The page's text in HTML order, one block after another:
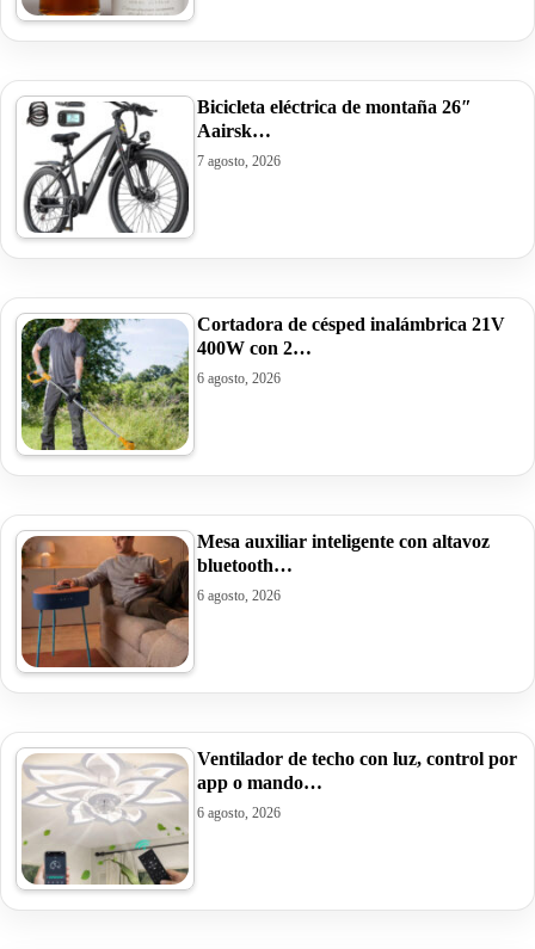
Bicicleta eléctrica de montaña 26″
Aairsk…
7 agosto, 2026
Cortadora de césped inalámbrica 21V
400W con 2…
6 agosto, 2026
Mesa auxiliar inteligente con altavoz
bluetooth…
6 agosto, 2026
Ventilador de techo con luz, control por
app o mando…
6 agosto, 2026